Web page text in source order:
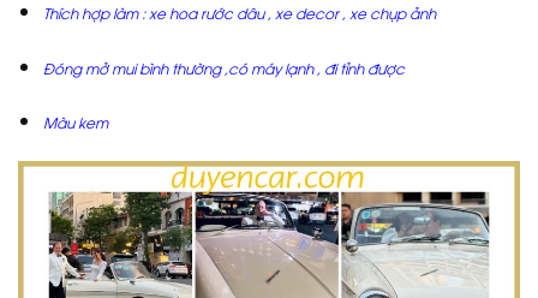
Thích hợp làm : xe hoa rước dâu , xe decor , xe chụp ảnh
Đóng mở mui bình thường ,có máy lạnh , đi tỉnh được
Màu kem